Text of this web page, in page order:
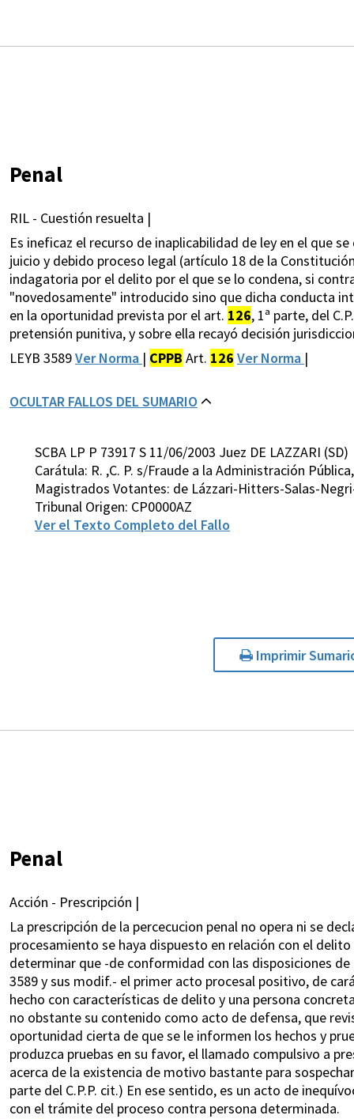
Penal
RIL - Cuestión resuelta |
Es ineficaz el recurso de inaplicabilidad de ley en el que
juicio y debido proceso legal (artículo 18 de la
indagatoria por el delito por el que se lo condena, si
"novedosamente" introducido sino que dicha conducta
en la oportunidad prevista por el art. 126, 1ª parte, del
pretensión punitiva, y sobre ella recayó decisión
LEYB 3589Ver Norma | CPPB Art. 126 Ver Norma |
OCULTAR FALLOS DEL SUMARIO
SCBA LP P 73917 S 11/06/2003 Juez DE LAZZARI (SD)
Carátula: R. ,C. P. s/Fraude a la Administración
Magistrados Votantes: de Lázzari-Hitters-Salas-
Tribunal Origen: CP0000AZ
Ver el Texto Completo del Fallo
Imprimir
Penal
Acción - Prescripción |
La prescripción de la percecucion penal no opera ni se
procesamiento se haya dispuesto en relación con el
determinar que -de conformidad con las disposiciones
3589 y sus modif.- el primer acto procesal positivo, de
hecho con características de delito y una persona
no obstante su contenido como acto de defensa, que
oportunidad cierta de que se le informen los hechos y
produzca pruebas en su favor, el llamado compulsivo a
acerca de la existencia de motivo bastante para
parte del C.P.P. cit.) En ese sentido, es un acto de
con el trámite del proceso contra persona determinada.